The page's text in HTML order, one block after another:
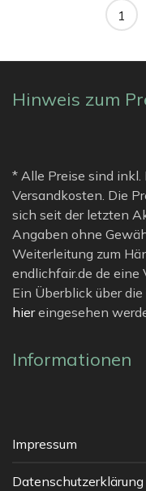
1
Hinweis zum
* Alle Preise sind inkl.
Versandkosten. Die
sich seit der letzten
Angaben ohne
Weiterleitung zum
endlichfair.de de eine
Ein Überblick über
hiereingesehen
Informationen
Impressum
Datenschutzerklärung